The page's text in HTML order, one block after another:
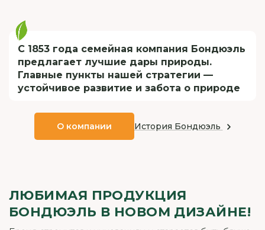
С 1853 года семейная компания Бондюэль
предлагает лучшие дары природы.
Главные пункты нашей стратегии —
устойчивое развитие и забота о природе
О компании История Бондюэль
ЛЮБИМАЯ ПРОДУКЦИЯ
БОНДЮЭЛЬ В НОВОМ ДИЗАЙНЕ!